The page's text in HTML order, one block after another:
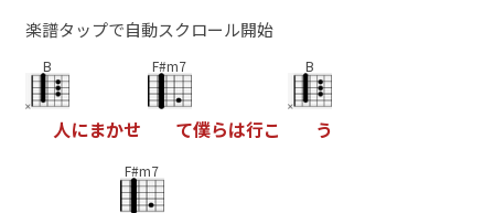
楽譜タップで自動スクロール開始
B
人にまかせ
F#m7
て僕らは行こ
B
う
F#m7